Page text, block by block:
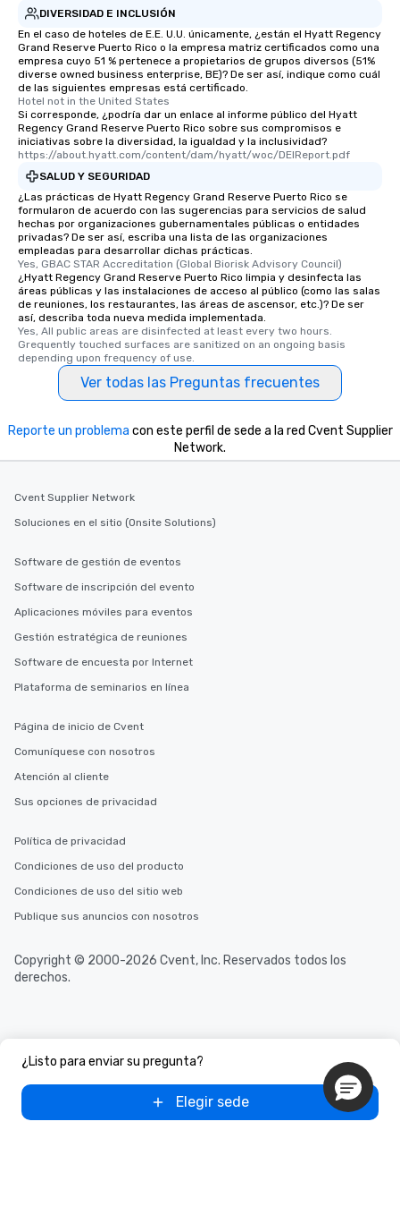
DIVERSIDAD E INCLUSIÓN
En el caso de hoteles de E.E. U.U. únicamente, ¿están el Hyatt Regency
Grand Reserve Puerto Rico o la empresa matriz certificados como una
empresa cuyo 51 % pertenece a propietarios de grupos diversos (51%
diverse owned business enterprise, BE)? De ser así, indique como cuál
de las siguientes empresas está certificado.
Hotel not in the United States
Si corresponde, ¿podría dar un enlace al informe público del Hyatt
Regency Grand Reserve Puerto Rico sobre sus compromisos e
iniciativas sobre la diversidad, la igualdad y la inclusividad?
https://about.hyatt.com/content/dam/hyatt/woc/DEIReport.pdf
SALUD Y SEGURIDAD
¿Las prácticas de Hyatt Regency Grand Reserve Puerto Rico se
formularon de acuerdo con las sugerencias para servicios de salud
hechas por organizaciones gubernamentales públicas o entidades
privadas? De ser así, escriba una lista de las organizaciones
empleadas para desarrollar dichas prácticas.
Yes, GBAC STAR Accreditation (Global Biorisk Advisory Council)
¿Hyatt Regency Grand Reserve Puerto Rico limpia y desinfecta las
áreas públicas y las instalaciones de acceso al público (como las salas
de reuniones, los restaurantes, las áreas de ascensor, etc.)? De ser
así, describa toda nueva medida implementada.
Yes, All public areas are disinfected at least every two hours.
Grequently touched surfaces are sanitized on an ongoing basis
depending upon frequency of use.
Ver todas las Preguntas frecuentes
¿Listo para enviar su pregunta?
Elegir sede
Reporte un problema con este perfil de sede a la red Cvent Supplier
Network.
Cvent Supplier Network
Soluciones en el sitio (Onsite Solutions)
Software de gestión de eventos
Software de inscripción del evento
Aplicaciones móviles para eventos
Gestión estratégica de reuniones
Software de encuesta por Internet
Plataforma de seminarios en línea
Página de inicio de Cvent
Comuníquese con nosotros
Atención al cliente
Sus opciones de privacidad
Política de privacidad
Condiciones de uso del producto
Condiciones de uso del sitio web
Publique sus anuncios con nosotros
Copyright © 2000-2026 Cvent, Inc. Reservados todos los
derechos.